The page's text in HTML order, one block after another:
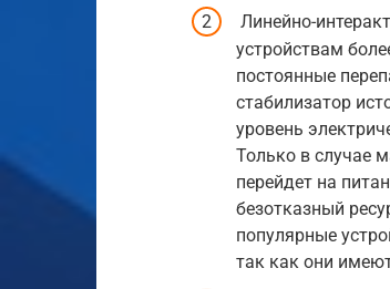
Линейно-
устройствам
постоянные
стабилизатор
уровень
Только в случае
перейдет на
безотказный
популярные
так как они